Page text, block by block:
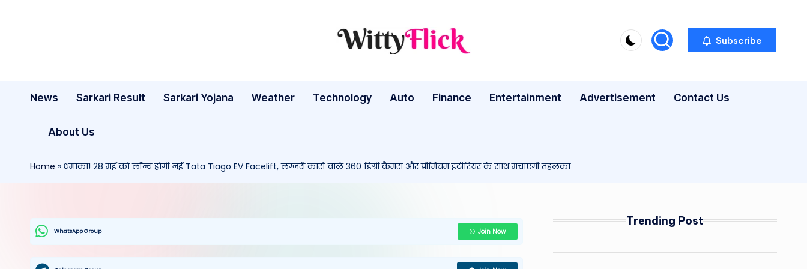
W
ty
ic
k:
WittyFlick:
Tech
Around
Subscribe
News Sarkari Result Sarkari Yojana Weather Technology Auto Finance Entertainment Advertisement Contact Us
About Us
Home » धमाका! 28 मई को लॉन्च होगी नई Tata Tiago EV Facelift, लग्जरी कारों वाले 360 डिग्री कैमरा और प्रीमियम इंटीरियर के साथ मचाएगी तहलका
WhatsApp Group Join Now
Trending Post